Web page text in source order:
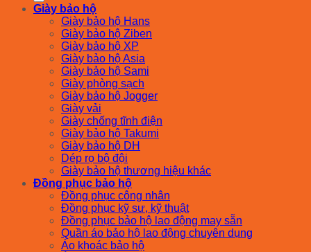
Giày bảo hộ
Giày bảo hộ Hans
Giày bảo hộ Ziben
Giày bảo hộ XP
Giày bảo hộ Asia
Giày bảo hộ Sami
Giày phòng sạch
Giày bảo hộ Jogger
Giày vải
Giày chống tĩnh điện
Giày bảo hộ Takumi
Giày bảo hộ DH
Dép rọ bộ đội
Giày bảo hộ thương hiệu khác
Đồng phục bảo hộ
Đồng phục công nhân
Đồng phục kỹ sư, kỹ thuật
Đồng phục bảo hộ lao động may sẵn
Quần áo bảo hộ lao động chuyên dụng
Áo khoác bảo hộ